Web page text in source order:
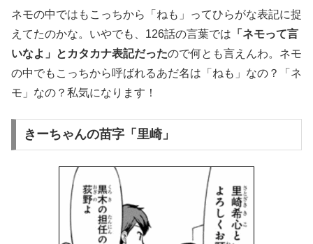
ネモの中ではもこっちから「ねも」ってひらがな表記に捉
えてたのかな。いやでも、126話の言葉では 「ネモって言
いなよ」とカタカナ表記だったので何とも言えんわ。ネモ
の中でもこっちから呼ばれるあだ名は「ねも」なの？「ネ
モ」なの？私気になります！
きーちゃんの苗字「里崎」